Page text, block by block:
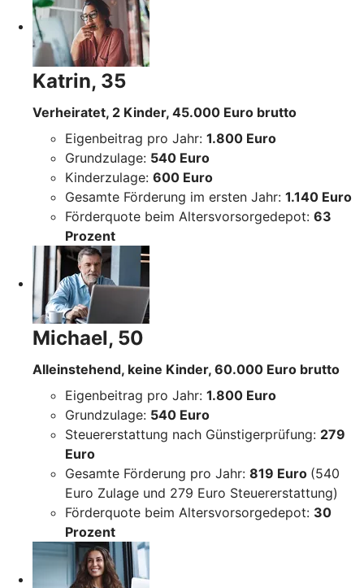
Katrin, 35
Verheiratet, 2 Kinder, 45.000 Euro brutto
Eigenbeitrag pro Jahr: 1.800 Euro
Grundzulage: 540 Euro
Kinderzulage: 600 Euro
Gesamte Förderung im ersten Jahr: 1.140 Euro
Förderquote beim Altersvorsorgedepot: 63
Prozent
Michael, 50
Alleinstehend, keine Kinder, 60.000 Euro brutto
Eigenbeitrag pro Jahr: 1.800 Euro
Grundzulage: 540 Euro
Steuererstattung nach Günstigerprüfung: 279
Euro
Gesamte Förderung pro Jahr: 819 Euro (540
Euro Zulage und 279 Euro Steuererstattung)
Förderquote beim Altersvorsorgedepot: 30
Prozent